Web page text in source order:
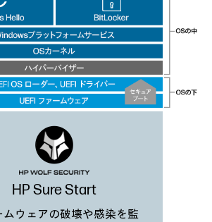
HP Sure Start
ムウェアの破壊や感染を監